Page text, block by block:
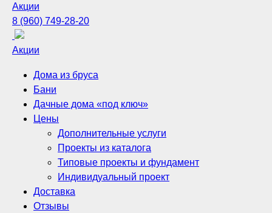
Акции
8 (960) 749-28-20
Акции
Дома из бруса
Бани
Дачные дома «под ключ»
Цены
Дополнительные услуги
Проекты из каталога
Типовые проекты и фундамент
Индивидуальный проект
Доставка
Отзывы